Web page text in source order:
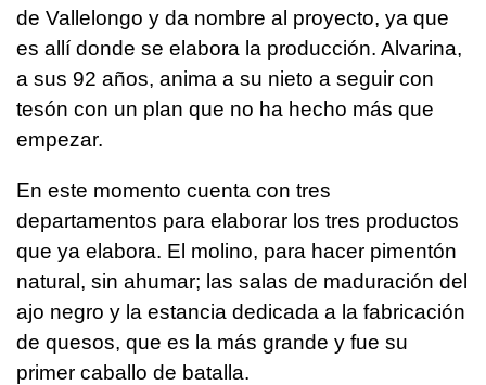
de Vallelongo y da nombre al proyecto, ya que
es allí donde se elabora la producción. Alvarina,
a sus 92 años, anima a su nieto a seguir con
tesón con un plan que no ha hecho más que
empezar.
En este momento cuenta con tres
departamentos para elaborar los tres productos
que ya elabora. El molino, para hacer pimentón
natural, sin ahumar; las salas de maduración del
ajo negro y la estancia dedicada a la fabricación
de quesos, que es la más grande y fue su
primer caballo de batalla.